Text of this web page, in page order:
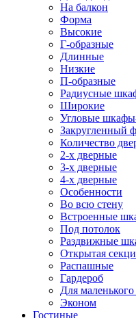
На балкон
Форма
Высокие
Г-образные
Длинные
Низкие
П-образные
Радиусные
Широкие
Угловые
Закругленный
Количество
2-х дверные
3-х дверные
4-х дверные
Особенности
Во всю стену
Встроенные
Под потолок
Раздвижные
Открытая
Распашные
Гардероб
Для
Эконом
Гостиные